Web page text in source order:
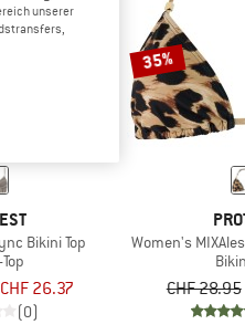
Bikini Top
CHF 26.37
(0)
35%
Women's
CHF 28.95
unserer